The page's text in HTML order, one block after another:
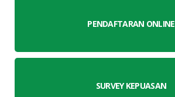
PENDAFTARAN ONLINE
SURVEY KEPUASAN